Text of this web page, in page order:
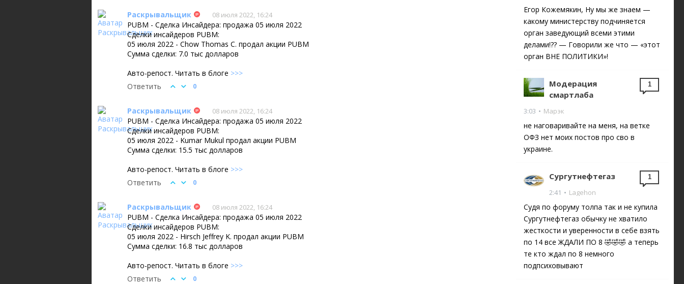
Раскрывальщик 08 июля 2022, 16:24
PUBM - Сделка Инсайдера: продажа 05 июля 2022
Сделки инсайдеров PUBM:
05 июля 2022 - Chow Thomas C. продал акции PUBM
Сумма сделки: 7.0 тыс долларов
Авто-репост. Читать в блоге >>>
Ответить
0
Раскрывальщик 08 июля 2022, 16:24
PUBM - Сделка Инсайдера: продажа 05 июля 2022
Сделки инсайдеров PUBM:
05 июля 2022 - Kumar Mukul продал акции PUBM
Сумма сделки: 15.5 тыс долларов
Авто-репост. Читать в блоге >>>
Ответить
0
Раскрывальщик 08 июля 2022, 16:24
PUBM - Сделка Инсайдера: продажа 05 июля 2022
Сделки инсайдеров PUBM:
05 июля 2022 - Hirsch Jeffrey K. продал акции PUBM
Сумма сделки: 16.8 тыс долларов
Авто-репост. Читать в блоге >>>
Ответить
0
Егор Кожемякин, Ну мы же знаем —
какому министерству подчиняется
орган заведующий всеми этими
делами!?? — Говорили же что — «этот
орган ВНЕ ПОЛИТИКИ»!
Модерация
смартлаба
3:03 • Марэк
не наговаривайте на меня, на ветке
ОФЗ нет моих постов про сво в
украине.
1
Сургутнефтегаз
2:41 • Lagehon
Судя по форуму толпа так и не купила
Сургутнефтегаз обычку не хватило
жесткости и уверенности в себе взять
по 14 все ЖДАЛИ ПО 8 🤣🤣🤣 а теперь
те кто ждал по 8 немного
подпсиховывают
1